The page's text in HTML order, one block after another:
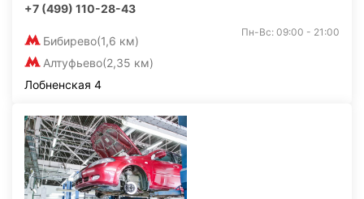
+7 (499) 110-28-43
Бибирево(1,6 км)
Алтуфьево(2,35 км)
Пн-Вс: 09:00 - 21:00
Лобненская 4